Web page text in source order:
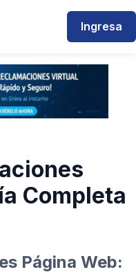
Ingresa
Completa
Página Web: